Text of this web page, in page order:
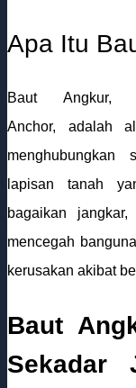
Apa Itu
Baut Angkur,
Anchor, adalah
menghubungkan
lapisan tanah
bagaikan
mencegah
kerusakan akibat
Baut
Sekadar